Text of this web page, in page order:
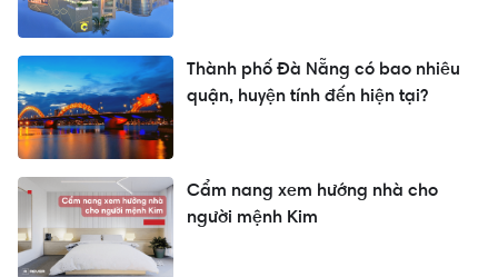
Thành phố Đà Nẵng có bao nhiêu
quận, huyện tính đến hiện tại?
Cẩm nang xem hướng nhà cho
người mệnh Kim